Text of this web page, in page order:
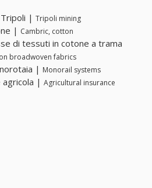
| Tripoli mining
| Cambric, cotton
di tessuti in cotone a trama
broadwoven fabrics
| Monorail systems
agricola | Agricultural insurance